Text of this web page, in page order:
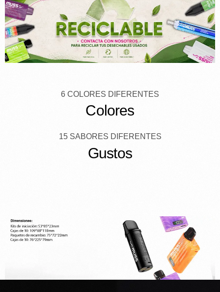
6 COLORES DIFERENTES
Colores
15 SABORES DIFERENTES
Gustos